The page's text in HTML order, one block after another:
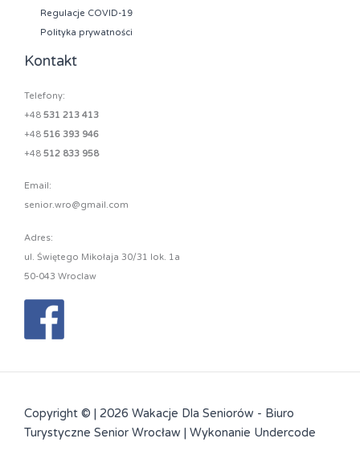
Regulacje COVID-19
Polityka prywatności
Kontakt
Telefony:
+48 531 213 413
+48 516 393 946
+48 512 833 958
Email:
senior.wro@gmail.com
Adres:
ul. Świętego Mikołaja 30/31 lok. 1a
50-043 Wroclaw
Copyright © | 2026 Wakacje Dla Seniorów - Biuro
Turystyczne Senior Wrocław | Wykonanie Undercode